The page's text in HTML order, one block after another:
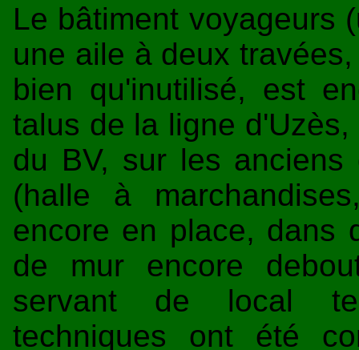
Le bâtiment voyageurs
une aile à deux
bien qu'inutilisé, est
talus de la ligne
du BV, sur les anciens
(halle à
encore en place, dans
de mur encore
servant de local
techniques ont été